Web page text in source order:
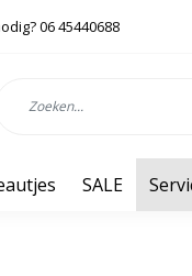
06 45440688
SALE